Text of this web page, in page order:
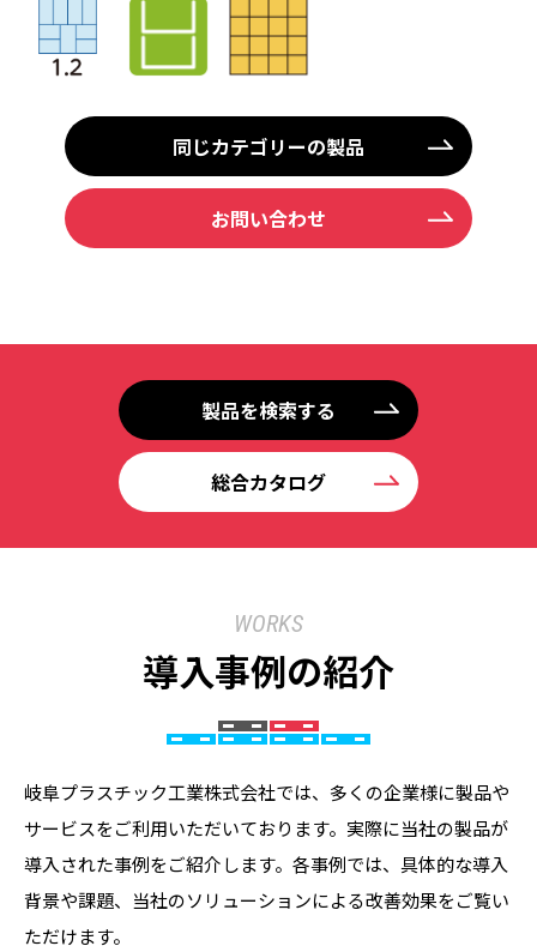
同じカテゴリーの製品
お問い合わせ
製品を検索する
総合カタログ
WORKS
導入事例の紹介
岐阜プラスチック工業株式会社では、多くの企業様に製品や
サービスをご利用いただいております。実際に当社の製品が
導入された事例をご紹介します。各事例では、具体的な導入
背景や課題、当社のソリューションによる改善効果をご覧い
ただけます。